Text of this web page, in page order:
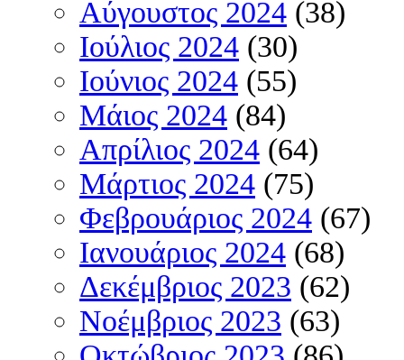
Αύγουστος 2024 (38)
Ιούλιος 2024 (30)
Ιούνιος 2024 (55)
Μάιος 2024 (84)
Απρίλιος 2024 (64)
Μάρτιος 2024 (75)
Φεβρουάριος 2024 (67)
Ιανουάριος 2024 (68)
Δεκέμβριος 2023 (62)
Νοέμβριος 2023 (63)